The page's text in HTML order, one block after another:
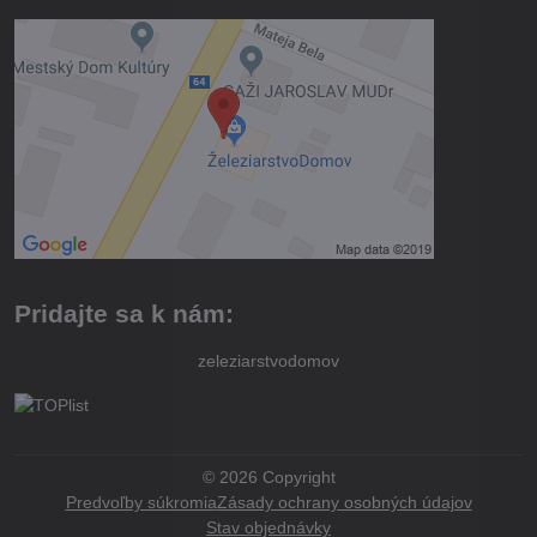
Pridajte sa k nám:
zeleziarstvodomov
© 2026 Copyright
Predvoľby súkromiaZásady ochrany osobných údajov
Stav objednávky